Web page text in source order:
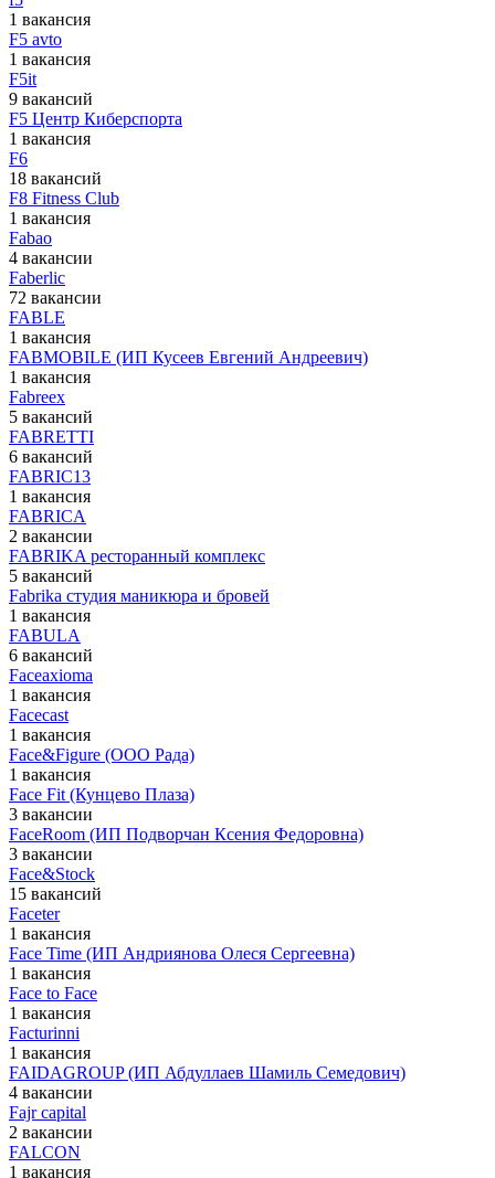
1 вакансия
F5 avto
1 вакансия
F5it
9 вакансий
F5 Центр Киберспорта
1 вакансия
F6
18 вакансий
F8 Fitness Club
1 вакансия
Fabao
4 вакансии
Faberlic
72 вакансии
FABLE
1 вакансия
FABMOBILE (ИП Кусеев Евгений Андреевич)
1 вакансия
Fabreex
5 вакансий
FABRETTI
6 вакансий
FABRIC13
1 вакансия
FABRICA
2 вакансии
FABRIKA ресторанный комплекс
5 вакансий
Fabrika студия маникюра и бровей
1 вакансия
FABULA
6 вакансий
Faceaxioma
1 вакансия
Facecast
1 вакансия
Face&Figure (ООО Рада)
1 вакансия
Face Fit (Кунцево Плаза)
3 вакансии
FaceRoom (ИП Подворчан Ксения Федоровна)
3 вакансии
Face&Stock
15 вакансий
Faceter
1 вакансия
Face Time (ИП Андриянова Олеся Сергеевна)
1 вакансия
Face to Face
1 вакансия
Facturinni
1 вакансия
FAIDAGROUP (ИП Абдуллаев Шамиль Семедович)
4 вакансии
Fajr capital
2 вакансии
FALCON
1 вакансия